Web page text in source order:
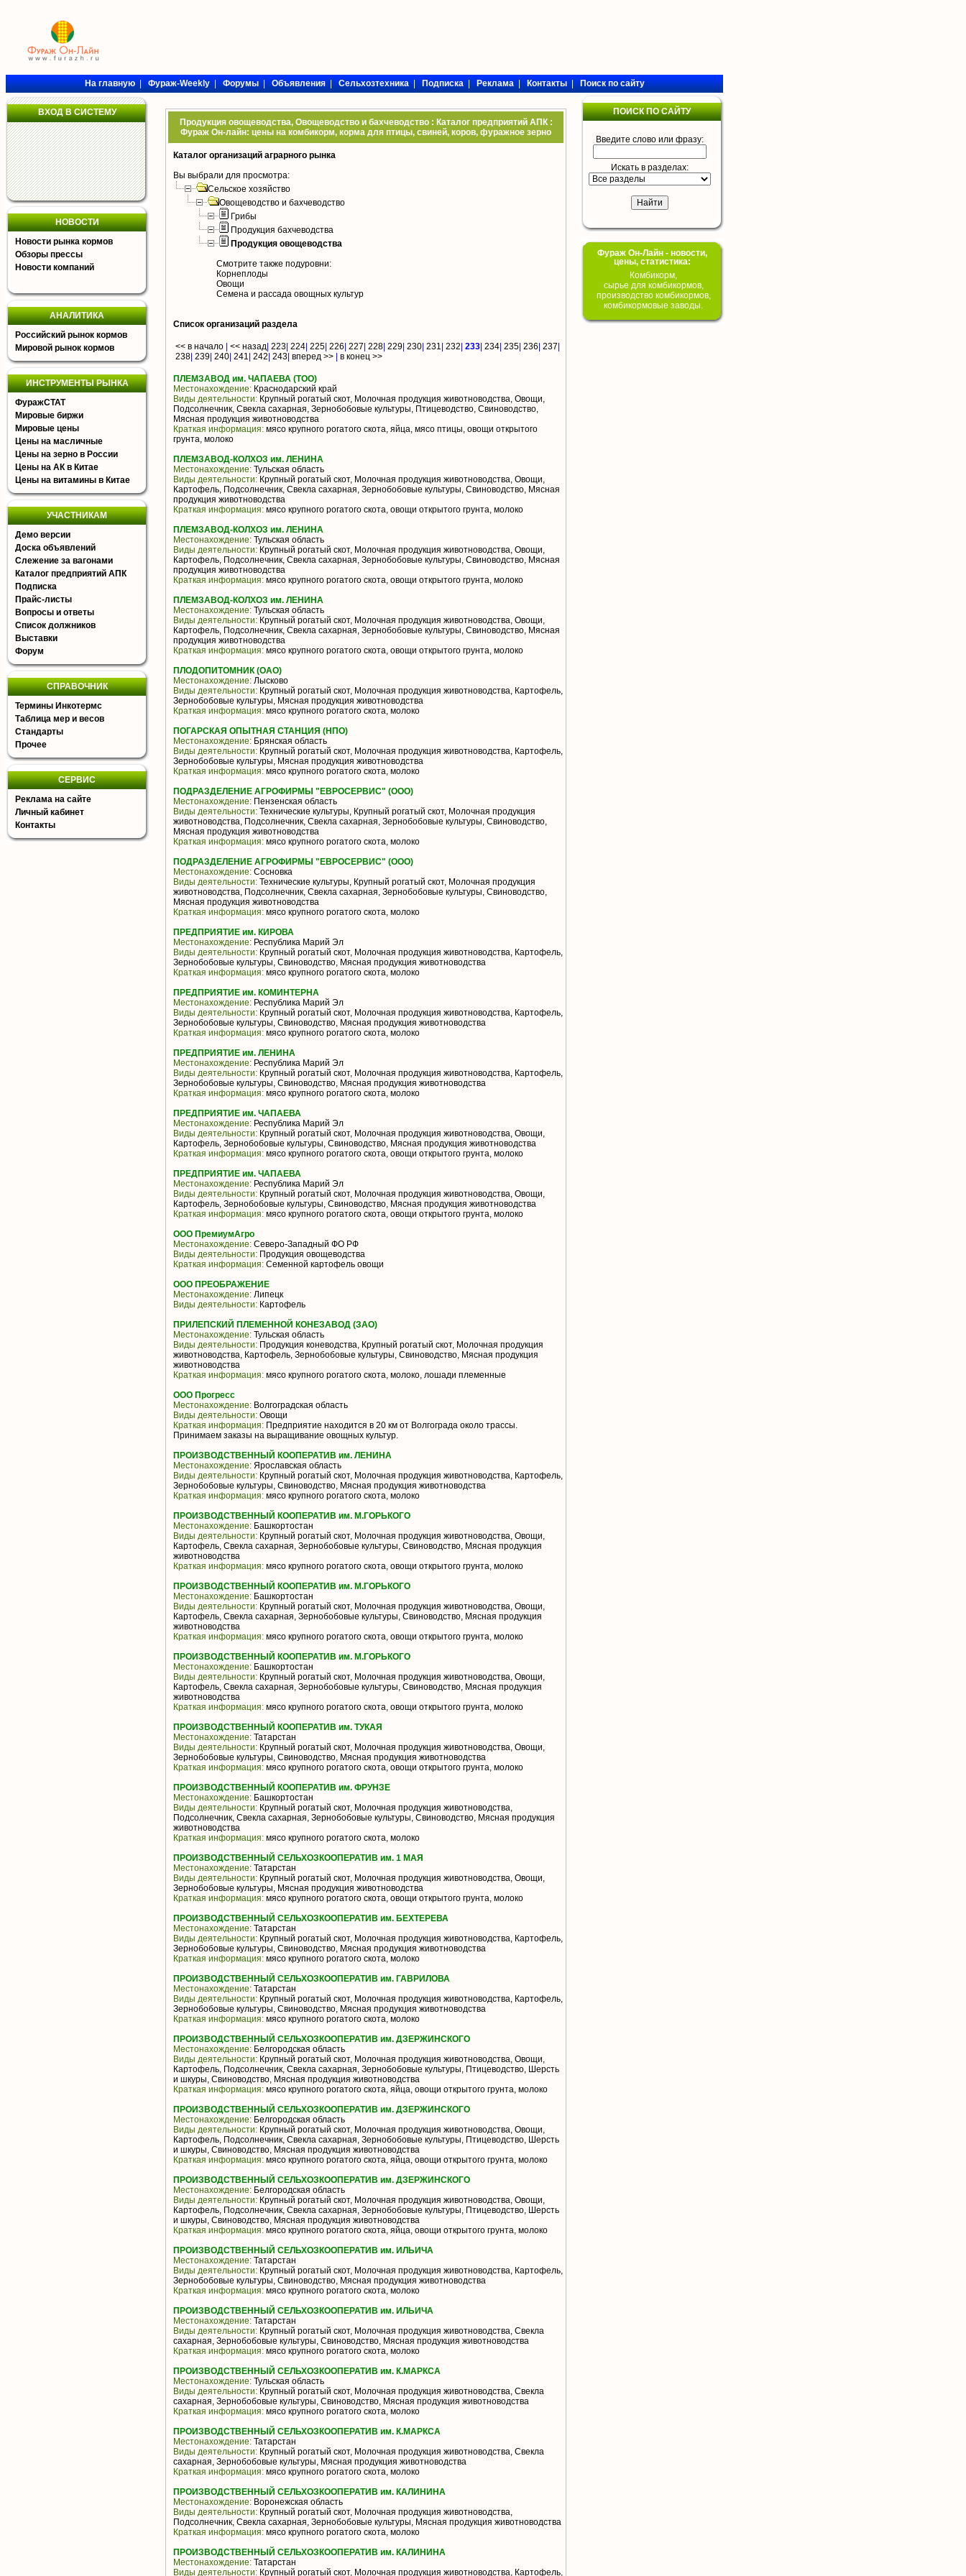
На главную|Фураж-Weekly|Форумы|Объявления|Сельхозтехника|Подписка|Реклама|Контакты|Поиск по сайту
ВХОД В СИСТЕМУ
НОВОСТИ
Новости рынка кормов
Обзоры прессы
Новости компаний
АНАЛИТИКА
Российский рынок кормов
Мировой рынок кормов
ИНСТРУМЕНТЫ РЫНКА
ФуражСТАТ
Мировые биржи
Мировые цены
Цены на масличные
Цены на зерно в России
Цены на АК в Китае
Цены на витамины в Китае
УЧАСТНИКАМ
Демо версии
Доска объявлений
Слежение за вагонами
Каталог предприятий АПК
Подписка
Прайс-листы
Вопросы и ответы
Список должников
Выставки
Форум
СПРАВОЧНИК
Термины Инкотермс
Таблица мер и весов
Стандарты
Прочее
СЕРВИС
Реклама на сайте
Личный кабинет
Контакты
Продукция овощеводства, Овощеводство и бахчеводство : Каталог предприятий АПК :
Фураж Он-лайн: цены на комбикорм, корма для птицы, свиней, коров, фуражное зерно
Каталог организаций аграрного рынка
Вы выбрали для просмотра:
Сельское хозяйство
Овощеводство и бахчеводство
Грибы
Продукция бахчеводства
Продукция овощеводства
Смотрите также подуровни:
Корнеплоды
Овощи
Семена и рассада овощных культур
Список организаций раздела
<< в начало << назад 223 224 225 226 227 228 229 230 231 232 233 234 235 236 237
238 239 240 241 242 243 вперед >> в конец >>
ПЛЕМЗАВОД им. ЧАПАЕВА (ТОО)
Местонахождение: Краснодарский край
Виды деятельности: Крупный рогатый скот, Молочная продукция животноводства, Овощи,
Подсолнечник, Свекла сахарная, Зернобобовые культуры, Птицеводство, Свиноводство,
Мясная продукция животноводства
Краткая информация: мясо крупного рогатого скота, яйца, мясо птицы, овощи открытого
грунта, молоко
ПЛЕМЗАВОД-КОЛХОЗ им. ЛЕНИНА
Местонахождение: Тульская область
Виды деятельности: Крупный рогатый скот, Молочная продукция животноводства, Овощи,
Картофель, Подсолнечник, Свекла сахарная, Зернобобовые культуры, Свиноводство, Мясная
продукция животноводства
Краткая информация: мясо крупного рогатого скота, овощи открытого грунта, молоко
ПЛЕМЗАВОД-КОЛХОЗ им. ЛЕНИНА
Местонахождение: Тульская область
Виды деятельности: Крупный рогатый скот, Молочная продукция животноводства, Овощи,
Картофель, Подсолнечник, Свекла сахарная, Зернобобовые культуры, Свиноводство, Мясная
продукция животноводства
Краткая информация: мясо крупного рогатого скота, овощи открытого грунта, молоко
ПЛЕМЗАВОД-КОЛХОЗ им. ЛЕНИНА
Местонахождение: Тульская область
Виды деятельности: Крупный рогатый скот, Молочная продукция животноводства, Овощи,
Картофель, Подсолнечник, Свекла сахарная, Зернобобовые культуры, Свиноводство, Мясная
продукция животноводства
Краткая информация: мясо крупного рогатого скота, овощи открытого грунта, молоко
ПЛОДОПИТОМНИК (ОАО)
Местонахождение: Лысково
Виды деятельности: Крупный рогатый скот, Молочная продукция животноводства, Картофель,
Зернобобовые культуры, Мясная продукция животноводства
Краткая информация: мясо крупного рогатого скота, молоко
ПОГАРСКАЯ ОПЫТНАЯ СТАНЦИЯ (НПО)
Местонахождение: Брянская область
Виды деятельности: Крупный рогатый скот, Молочная продукция животноводства, Картофель,
Зернобобовые культуры, Мясная продукция животноводства
Краткая информация: мясо крупного рогатого скота, молоко
ПОДРАЗДЕЛЕНИЕ АГРОФИРМЫ "ЕВРОСЕРВИС" (ООО)
Местонахождение: Пензенская область
Виды деятельности: Технические культуры, Крупный рогатый скот, Молочная продукция
животноводства, Подсолнечник, Свекла сахарная, Зернобобовые культуры, Свиноводство,
Мясная продукция животноводства
Краткая информация: мясо крупного рогатого скота, молоко
ПОДРАЗДЕЛЕНИЕ АГРОФИРМЫ "ЕВРОСЕРВИС" (ООО)
Местонахождение: Сосновка
Виды деятельности: Технические культуры, Крупный рогатый скот, Молочная продукция
животноводства, Подсолнечник, Свекла сахарная, Зернобобовые культуры, Свиноводство,
Мясная продукция животноводства
Краткая информация: мясо крупного рогатого скота, молоко
ПРЕДПРИЯТИЕ им. КИРОВА
Местонахождение: Республика Марий Эл
Виды деятельности: Крупный рогатый скот, Молочная продукция животноводства, Картофель,
Зернобобовые культуры, Свиноводство, Мясная продукция животноводства
Краткая информация: мясо крупного рогатого скота, молоко
ПРЕДПРИЯТИЕ им. КОМИНТЕРНА
Местонахождение: Республика Марий Эл
Виды деятельности: Крупный рогатый скот, Молочная продукция животноводства, Картофель,
Зернобобовые культуры, Свиноводство, Мясная продукция животноводства
Краткая информация: мясо крупного рогатого скота, молоко
ПРЕДПРИЯТИЕ им. ЛЕНИНА
Местонахождение: Республика Марий Эл
Виды деятельности: Крупный рогатый скот, Молочная продукция животноводства, Картофель,
Зернобобовые культуры, Свиноводство, Мясная продукция животноводства
Краткая информация: мясо крупного рогатого скота, молоко
ПРЕДПРИЯТИЕ им. ЧАПАЕВА
Местонахождение: Республика Марий Эл
Виды деятельности: Крупный рогатый скот, Молочная продукция животноводства, Овощи,
Картофель, Зернобобовые культуры, Свиноводство, Мясная продукция животноводства
Краткая информация: мясо крупного рогатого скота, овощи открытого грунта, молоко
ПРЕДПРИЯТИЕ им. ЧАПАЕВА
Местонахождение: Республика Марий Эл
Виды деятельности: Крупный рогатый скот, Молочная продукция животноводства, Овощи,
Картофель, Зернобобовые культуры, Свиноводство, Мясная продукция животноводства
Краткая информация: мясо крупного рогатого скота, овощи открытого грунта, молоко
ООО ПремиумАгро
Местонахождение: Северо-Западный ФО РФ
Виды деятельности: Продукция овощеводства
Краткая информация: Семенной картофель овощи
ООО ПРЕОБРАЖЕНИЕ
Местонахождение: Липецк
Виды деятельности: Картофель
ПРИЛЕПСКИЙ ПЛЕМЕННОЙ КОНЕЗАВОД (ЗАО)
Местонахождение: Тульская область
Виды деятельности: Продукция коневодства, Крупный рогатый скот, Молочная продукция
животноводства, Картофель, Зернобобовые культуры, Свиноводство, Мясная продукция
животноводства
Краткая информация: мясо крупного рогатого скота, молоко, лошади племенные
ООО Прогресс
Местонахождение: Волгоградская область
Виды деятельности: Овощи
Краткая информация: Предприятие находится в 20 км от Волгограда около трассы.
Принимаем заказы на выращивание овощных культур.
ПРОИЗВОДСТВЕННЫЙ КООПЕРАТИВ им. ЛЕНИНА
Местонахождение: Ярославская область
Виды деятельности: Крупный рогатый скот, Молочная продукция животноводства, Картофель,
Зернобобовые культуры, Свиноводство, Мясная продукция животноводства
Краткая информация: мясо крупного рогатого скота, молоко
ПРОИЗВОДСТВЕННЫЙ КООПЕРАТИВ им. М.ГОРЬКОГО
Местонахождение: Башкортостан
Виды деятельности: Крупный рогатый скот, Молочная продукция животноводства, Овощи,
Картофель, Свекла сахарная, Зернобобовые культуры, Свиноводство, Мясная продукция
животноводства
Краткая информация: мясо крупного рогатого скота, овощи открытого грунта, молоко
ПРОИЗВОДСТВЕННЫЙ КООПЕРАТИВ им. М.ГОРЬКОГО
Местонахождение: Башкортостан
Виды деятельности: Крупный рогатый скот, Молочная продукция животноводства, Овощи,
Картофель, Свекла сахарная, Зернобобовые культуры, Свиноводство, Мясная продукция
животноводства
Краткая информация: мясо крупного рогатого скота, овощи открытого грунта, молоко
ПРОИЗВОДСТВЕННЫЙ КООПЕРАТИВ им. М.ГОРЬКОГО
Местонахождение: Башкортостан
Виды деятельности: Крупный рогатый скот, Молочная продукция животноводства, Овощи,
Картофель, Свекла сахарная, Зернобобовые культуры, Свиноводство, Мясная продукция
животноводства
Краткая информация: мясо крупного рогатого скота, овощи открытого грунта, молоко
ПРОИЗВОДСТВЕННЫЙ КООПЕРАТИВ им. ТУКАЯ
Местонахождение: Татарстан
Виды деятельности: Крупный рогатый скот, Молочная продукция животноводства, Овощи,
Зернобобовые культуры, Свиноводство, Мясная продукция животноводства
Краткая информация: мясо крупного рогатого скота, овощи открытого грунта, молоко
ПРОИЗВОДСТВЕННЫЙ КООПЕРАТИВ им. ФРУНЗЕ
Местонахождение: Башкортостан
Виды деятельности: Крупный рогатый скот, Молочная продукция животноводства,
Подсолнечник, Свекла сахарная, Зернобобовые культуры, Свиноводство, Мясная продукция
животноводства
Краткая информация: мясо крупного рогатого скота, молоко
ПРОИЗВОДСТВЕННЫЙ СЕЛЬХОЗКООПЕРАТИВ им. 1 МАЯ
Местонахождение: Татарстан
Виды деятельности: Крупный рогатый скот, Молочная продукция животноводства, Овощи,
Зернобобовые культуры, Мясная продукция животноводства
Краткая информация: мясо крупного рогатого скота, овощи открытого грунта, молоко
ПРОИЗВОДСТВЕННЫЙ СЕЛЬХОЗКООПЕРАТИВ им. БЕХТЕРЕВА
Местонахождение: Татарстан
Виды деятельности: Крупный рогатый скот, Молочная продукция животноводства, Картофель,
Зернобобовые культуры, Свиноводство, Мясная продукция животноводства
Краткая информация: мясо крупного рогатого скота, молоко
ПРОИЗВОДСТВЕННЫЙ СЕЛЬХОЗКООПЕРАТИВ им. ГАВРИЛОВА
Местонахождение: Татарстан
Виды деятельности: Крупный рогатый скот, Молочная продукция животноводства, Картофель,
Зернобобовые культуры, Свиноводство, Мясная продукция животноводства
Краткая информация: мясо крупного рогатого скота, молоко
ПРОИЗВОДСТВЕННЫЙ СЕЛЬХОЗКООПЕРАТИВ им. ДЗЕРЖИНСКОГО
Местонахождение: Белгородская область
Виды деятельности: Крупный рогатый скот, Молочная продукция животноводства, Овощи,
Картофель, Подсолнечник, Свекла сахарная, Зернобобовые культуры, Птицеводство, Шерсть
и шкуры, Свиноводство, Мясная продукция животноводства
Краткая информация: мясо крупного рогатого скота, яйца, овощи открытого грунта, молоко
ПРОИЗВОДСТВЕННЫЙ СЕЛЬХОЗКООПЕРАТИВ им. ДЗЕРЖИНСКОГО
Местонахождение: Белгородская область
Виды деятельности: Крупный рогатый скот, Молочная продукция животноводства, Овощи,
Картофель, Подсолнечник, Свекла сахарная, Зернобобовые культуры, Птицеводство, Шерсть
и шкуры, Свиноводство, Мясная продукция животноводства
Краткая информация: мясо крупного рогатого скота, яйца, овощи открытого грунта, молоко
ПРОИЗВОДСТВЕННЫЙ СЕЛЬХОЗКООПЕРАТИВ им. ДЗЕРЖИНСКОГО
Местонахождение: Белгородская область
Виды деятельности: Крупный рогатый скот, Молочная продукция животноводства, Овощи,
Картофель, Подсолнечник, Свекла сахарная, Зернобобовые культуры, Птицеводство, Шерсть
и шкуры, Свиноводство, Мясная продукция животноводства
Краткая информация: мясо крупного рогатого скота, яйца, овощи открытого грунта, молоко
ПРОИЗВОДСТВЕННЫЙ СЕЛЬХОЗКООПЕРАТИВ им. ИЛЬИЧА
Местонахождение: Татарстан
Виды деятельности: Крупный рогатый скот, Молочная продукция животноводства, Картофель,
Зернобобовые культуры, Свиноводство, Мясная продукция животноводства
Краткая информация: мясо крупного рогатого скота, молоко
ПРОИЗВОДСТВЕННЫЙ СЕЛЬХОЗКООПЕРАТИВ им. ИЛЬИЧА
Местонахождение: Татарстан
Виды деятельности: Крупный рогатый скот, Молочная продукция животноводства, Свекла
сахарная, Зернобобовые культуры, Свиноводство, Мясная продукция животноводства
Краткая информация: мясо крупного рогатого скота, молоко
ПРОИЗВОДСТВЕННЫЙ СЕЛЬХОЗКООПЕРАТИВ им. К.МАРКСА
Местонахождение: Тульская область
Виды деятельности: Крупный рогатый скот, Молочная продукция животноводства, Свекла
сахарная, Зернобобовые культуры, Свиноводство, Мясная продукция животноводства
Краткая информация: мясо крупного рогатого скота, молоко
ПРОИЗВОДСТВЕННЫЙ СЕЛЬХОЗКООПЕРАТИВ им. К.МАРКСА
Местонахождение: Татарстан
Виды деятельности: Крупный рогатый скот, Молочная продукция животноводства, Свекла
сахарная, Зернобобовые культуры, Мясная продукция животноводства
Краткая информация: мясо крупного рогатого скота, молоко
ПРОИЗВОДСТВЕННЫЙ СЕЛЬХОЗКООПЕРАТИВ им. КАЛИНИНА
Местонахождение: Воронежская область
Виды деятельности: Крупный рогатый скот, Молочная продукция животноводства,
Подсолнечник, Свекла сахарная, Зернобобовые культуры, Мясная продукция животноводства
Краткая информация: мясо крупного рогатого скота, молоко
ПРОИЗВОДСТВЕННЫЙ СЕЛЬХОЗКООПЕРАТИВ им. КАЛИНИНА
Местонахождение: Татарстан
Виды деятельности: Крупный рогатый скот, Молочная продукция животноводства, Картофель,
ПОИСК ПО САЙТУ
Введите слово или фразу:
Искать в разделах:
Фураж Он-Лайн - новости,
цены, статистика:
Комбикорм,
сырье для комбикормов,
производство комбикормов,
комбикормовые заводы.